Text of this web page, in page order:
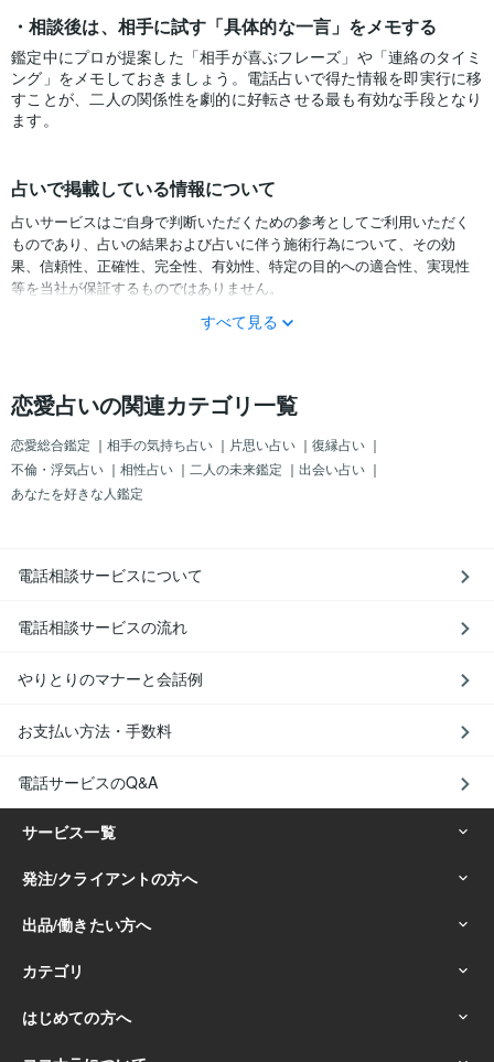
相談後は、相手に試す「具体的な一言」をメモする
鑑定中にプロが提案した「相手が喜ぶフレーズ」や「連絡のタイミ
ング」をメモしておきましょう。電話占いで得た情報を即実行に移
すことが、二人の関係性を劇的に好転させる最も有効な手段となり
ます。
占いで掲載している情報について
占いサービスはご自身で判断いただくための参考としてご利用いただく
ものであり、占いの結果および占いに伴う施術行為について、その効
果、信頼性、正確性、完全性、有効性、特定の目的への適合性、実現性
等を当社が保証するものではありません。
サービスの結果をどのように利用するかは、お客様ご自身の自己責任に
ずる一切の損害について、当社および情報の提供者は一切責任を負いか
すべて見る
恋愛占いの関連カテゴリ一覧
恋愛総合鑑定 ｜ 相手の気持ち占い ｜ 片思い占い ｜ 復縁占い ｜
不倫・浮気占い ｜ 相性占い ｜ 二人の未来鑑定 ｜ 出会い占い ｜
あなたを好きな人鑑定
電話相談サービスについて
電話相談サービスの流れ
やりとりのマナーと会話例
お支払い方法・手数料
電話サービスのQ&A